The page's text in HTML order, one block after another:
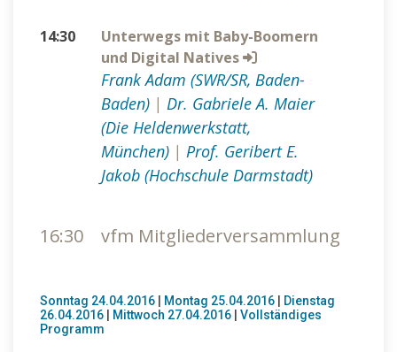
14:30
Unterwegs mit Baby-Boomern
und Digital Natives
Frank Adam (SWR/SR, Baden-
Baden) | Dr. Gabriele A. Maier
(Die Heldenwerkstatt,
München) | Prof. Geribert E.
Jakob (Hochschule Darmstadt)
16:30 vfm Mitgliederversammlung
Sonntag 24.04.2016 | Montag 25.04.2016 | Dienstag
26.04.2016 | Mittwoch 27.04.2016 | Vollständiges
Programm